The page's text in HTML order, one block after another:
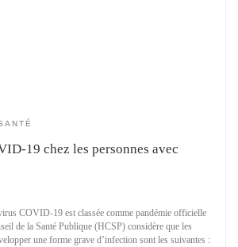
19 chez les personnes avec
COVID-19 est classée comme pandémie officielle
de la Santé Publique (HCSP) considère que les
une forme grave d’infection sont les suivantes :